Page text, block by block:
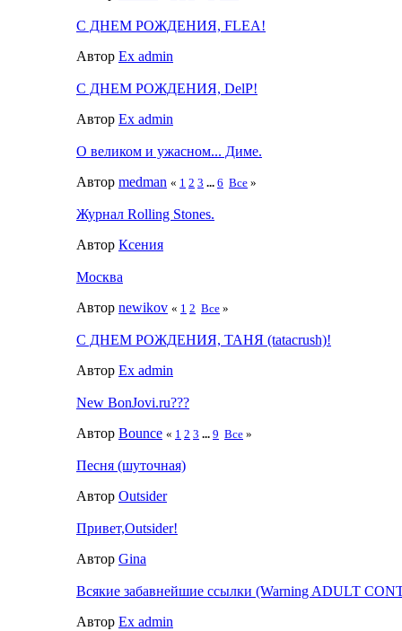
С ДНЕМ РОЖДЕНИЯ, FLEA!
Автор Ex admin
С ДНЕМ РОЖДЕНИЯ, DelP!
Автор Ex admin
О великом и ужасном... Диме.
Автор medman « 1 2 3 ... 6 Все »
Журнал Rolling Stones.
Автор Ксения
Москва
Автор newikov « 1 2 Все »
С ДНЕМ РОЖДЕНИЯ, ТАНЯ (tatacrush)!
Автор Ex admin
New BonJovi.ru???
Автор Bounce « 1 2 3 ... 9 Все »
Песня (шуточная)
Автор Outsider
Привет,Outsider!
Автор Gina
Всякие забавнейшие ссылки (Warning ADULT
Автор Ex admin